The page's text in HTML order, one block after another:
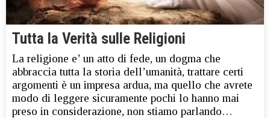
Tutta la Verità sulle Religioni
La religione e’ un atto di fede, un dogma che
abbraccia tutta la storia dell’umanità, trattare certi
argomenti è un impresa ardua, ma quello che avrete
modo di leggere sicuramente pochi lo hanno mai
preso in considerazione, non stiamo parlando…